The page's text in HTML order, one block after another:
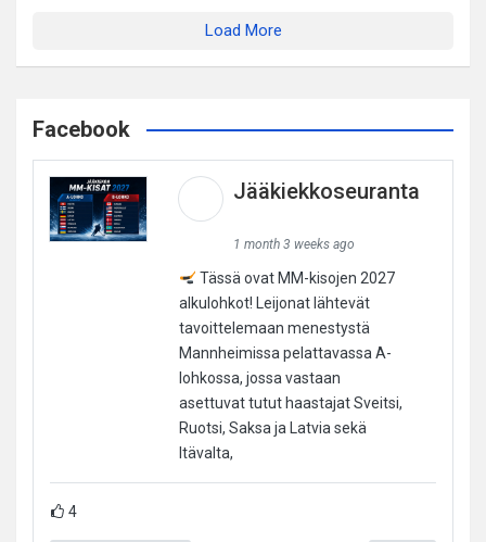
Load More
Facebook
Jääkiekkoseuranta
1 month 3 weeks ago
Tässä ovat MM-kisojen 2027
alkulohkot! Leijonat lähtevät
tavoittelemaan menestystä
Mannheimissa pelattavassa A-
lohkossa, jossa vastaan
asettuvat tutut haastajat Sveitsi,
Ruotsi, Saksa ja Latvia sekä
Itävalta,
4